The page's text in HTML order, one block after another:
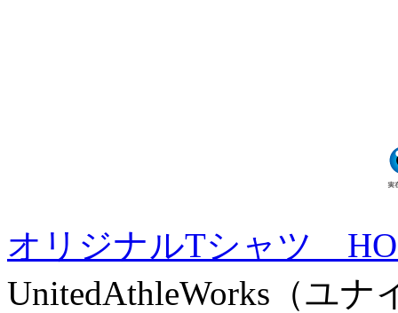
オリジナルTシャツ
UnitedAthleWorks（ユ